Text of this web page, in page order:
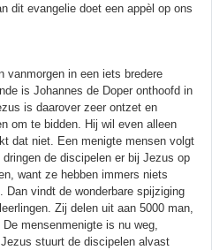
dit evangelie doet een appèl op ons
vanmorgen in een iets bredere
is Johannes de Doper onthoofd in
is daarover zeer ontzet en
om te bidden. Hij wil even alleen
dat niet. Een menigte mensen volgt
de discipelen er bij Jezus op
want ze hebben immers niets
Dan vindt de wonderbare spijziging
Zij delen uit aan 5000 man,
mensenmenigte is nu weg,
stuurt de discipelen alvast